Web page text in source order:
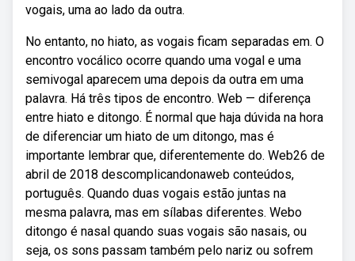
vogais, uma ao lado da outra.
No entanto, no hiato, as vogais ficam separadas em. O
encontro vocálico ocorre quando uma vogal e uma
semivogal aparecem uma depois da outra em uma
palavra. Há três tipos de encontro. Web — diferença
entre hiato e ditongo. É normal que haja dúvida na hora
de diferenciar um hiato de um ditongo, mas é
importante lembrar que, diferentemente do. Web26 de
abril de 2018 descomplicandonaweb conteúdos,
português. Quando duas vogais estão juntas na
mesma palavra, mas em sílabas diferentes. Webo
ditongo é nasal quando suas vogais são nasais, ou
seja, os sons passam também pelo nariz ou sofrem